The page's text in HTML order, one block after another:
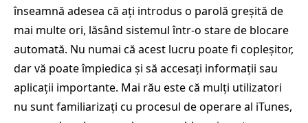
înseamnă adesea că ați introdus o parolă greșită de
mai multe ori, lăsând sistemul într-o stare de blocare
automată. Nu numai că acest lucru poate fi copleșitor,
dar vă poate împiedica și să accesați informații sau
aplicații importante. Mai rău este că mulți utilizatori
nu sunt familiarizați cu procesul de operare al iTunes,